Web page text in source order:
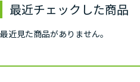
最近チェックした商品
最近見た商品がありません。